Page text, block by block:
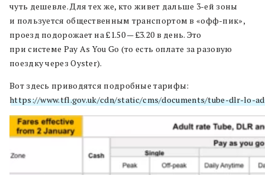
чуть дешевле. Для тех же, кто живет дальше 3-ей зоны
и пользуется общественным транспортом в «офф-пик»,
проезд подорожает на £1.50 — £3.20 в день. Это
при системе Pay As You Go (то есть оплате за разовую
поездку через Oyster).
Вот здесь приводятся подробные тарифы:
https://www.tfl.gov.uk/cdn/static/cms/documents/tube-dlr-lo-